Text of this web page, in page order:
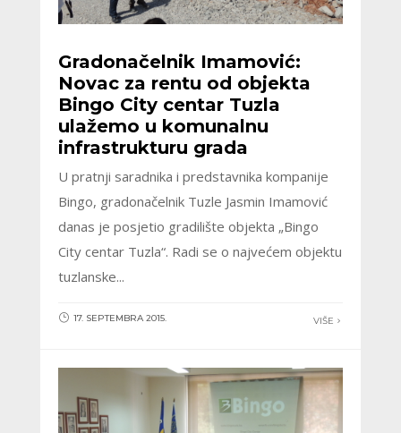
Gradonačelnik Imamović:
Novac za rentu od objekta
Bingo City centar Tuzla
ulažemo u komunalnu
infrastrukturu grada
U pratnji saradnika i predstavnika kompanije
Bingo, gradonačelnik Tuzle Jasmin Imamović
danas je posjetio gradilište objekta „Bingo
City centar Tuzla“. Radi se o najvećem objektu
tuzlanske...
VIŠE
17. SEPTEMBRA 2015.